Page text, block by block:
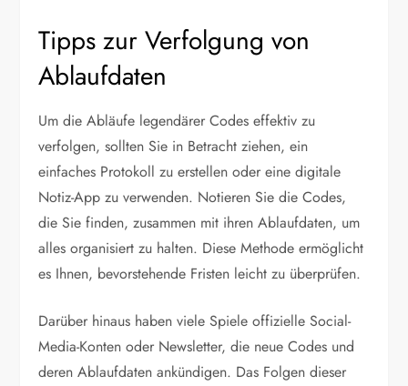
Tipps zur Verfolgung von
Ablaufdaten
Um die Abläufe legendärer Codes effektiv zu
verfolgen, sollten Sie in Betracht ziehen, ein
einfaches Protokoll zu erstellen oder eine digitale
Notiz-App zu verwenden. Notieren Sie die Codes,
die Sie finden, zusammen mit ihren Ablaufdaten, um
alles organisiert zu halten. Diese Methode ermöglicht
es Ihnen, bevorstehende Fristen leicht zu überprüfen.
Darüber hinaus haben viele Spiele offizielle Social-
Media-Konten oder Newsletter, die neue Codes und
deren Ablaufdaten ankündigen. Das Folgen dieser